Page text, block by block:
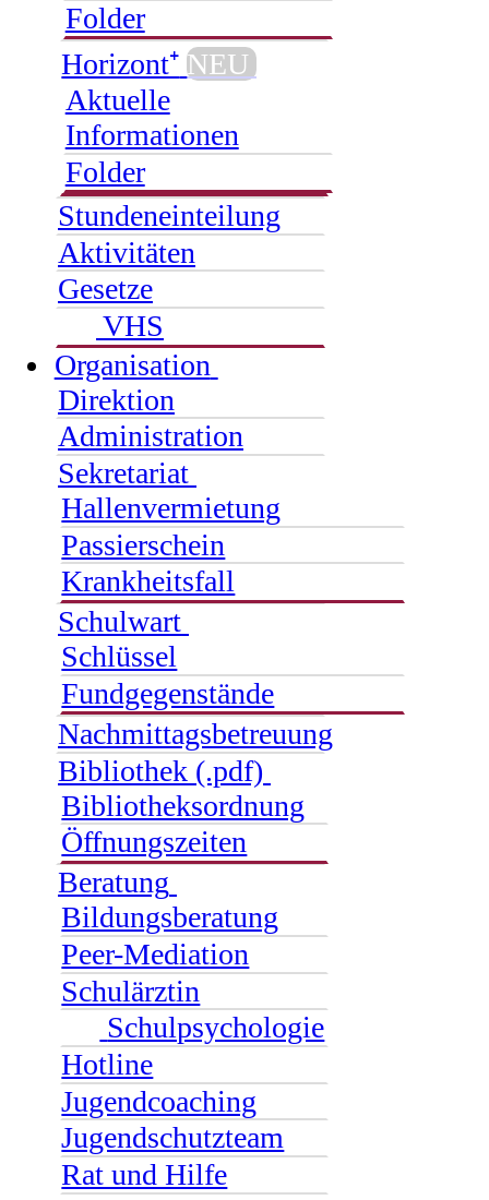
Folder
Horizont⁺ NEU
Aktuelle
Informationen
Folder
Stundeneinteilung
Aktivitäten
Gesetze
VHS
Organisation
Direktion
Administration
Sekretariat
Hallenvermietung
Passierschein
Krankheitsfall
Schulwart
Schlüssel
Fundgegenstände
Nachmittagsbetreuung
Bibliothek (.pdf)
Bibliotheksordnung
Öffnungszeiten
Beratung
Bildungsberatung
Peer-Mediation
Schulärztin
Schulpsychologie
Hotline
Jugendcoaching
Jugendschutzteam
Rat und Hilfe